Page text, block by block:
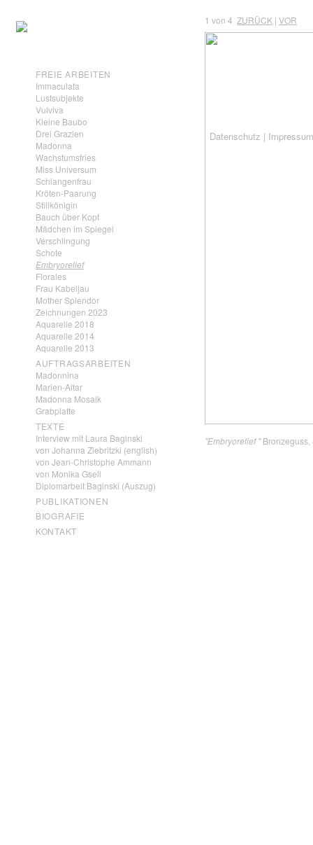
FREIE ARBEITEN
Immaculata
Lustsubjekte
Vulviva
Kleine Baubo
Drei Grazien
Madonna
Wachstumsfries
Miss Universum
Schlangenfrau
Kröten-Paarung
Stillkönigin
Bauch über Kopf
Mädchen im Spiegel
Verschlingung
Schote
Embryorelief
Florales
Frau Kabeljau
Mother Splendor
Zeichnungen 2023
Aquarelle 2018
Aquarelle 2014
Aquarelle 2013
AUFTRAGSARBEITEN
Madonnina
Marien-Altar
Madonna Mosaik
Grabplatte
TEXTE
Interview mit Laura Baginski
von Johanna Ziebritzki (english)
von Jean-Christophe Ammann
von Monika Gsell
Diplomarbeit Baginski (Auszug)
PUBLIKATIONEN
BIOGRAFIE
KONTAKT
1 von 4 ZURÜCK | VOR
"Embryorelief "Bronzeguss,
Datenschutz | Impressum